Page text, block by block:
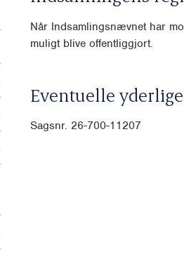
Når Indsamlingsnævnet har
muligt blive offentliggjort.
Eventuelle
Sagsnr. 26-700-11207